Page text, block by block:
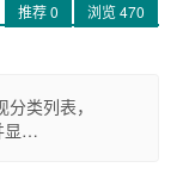
推荐0 浏览470
类列表，
显…